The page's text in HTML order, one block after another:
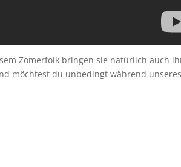
Zomerfolk bringen sie natürlich auch
möchtest du unbedingt während unseres